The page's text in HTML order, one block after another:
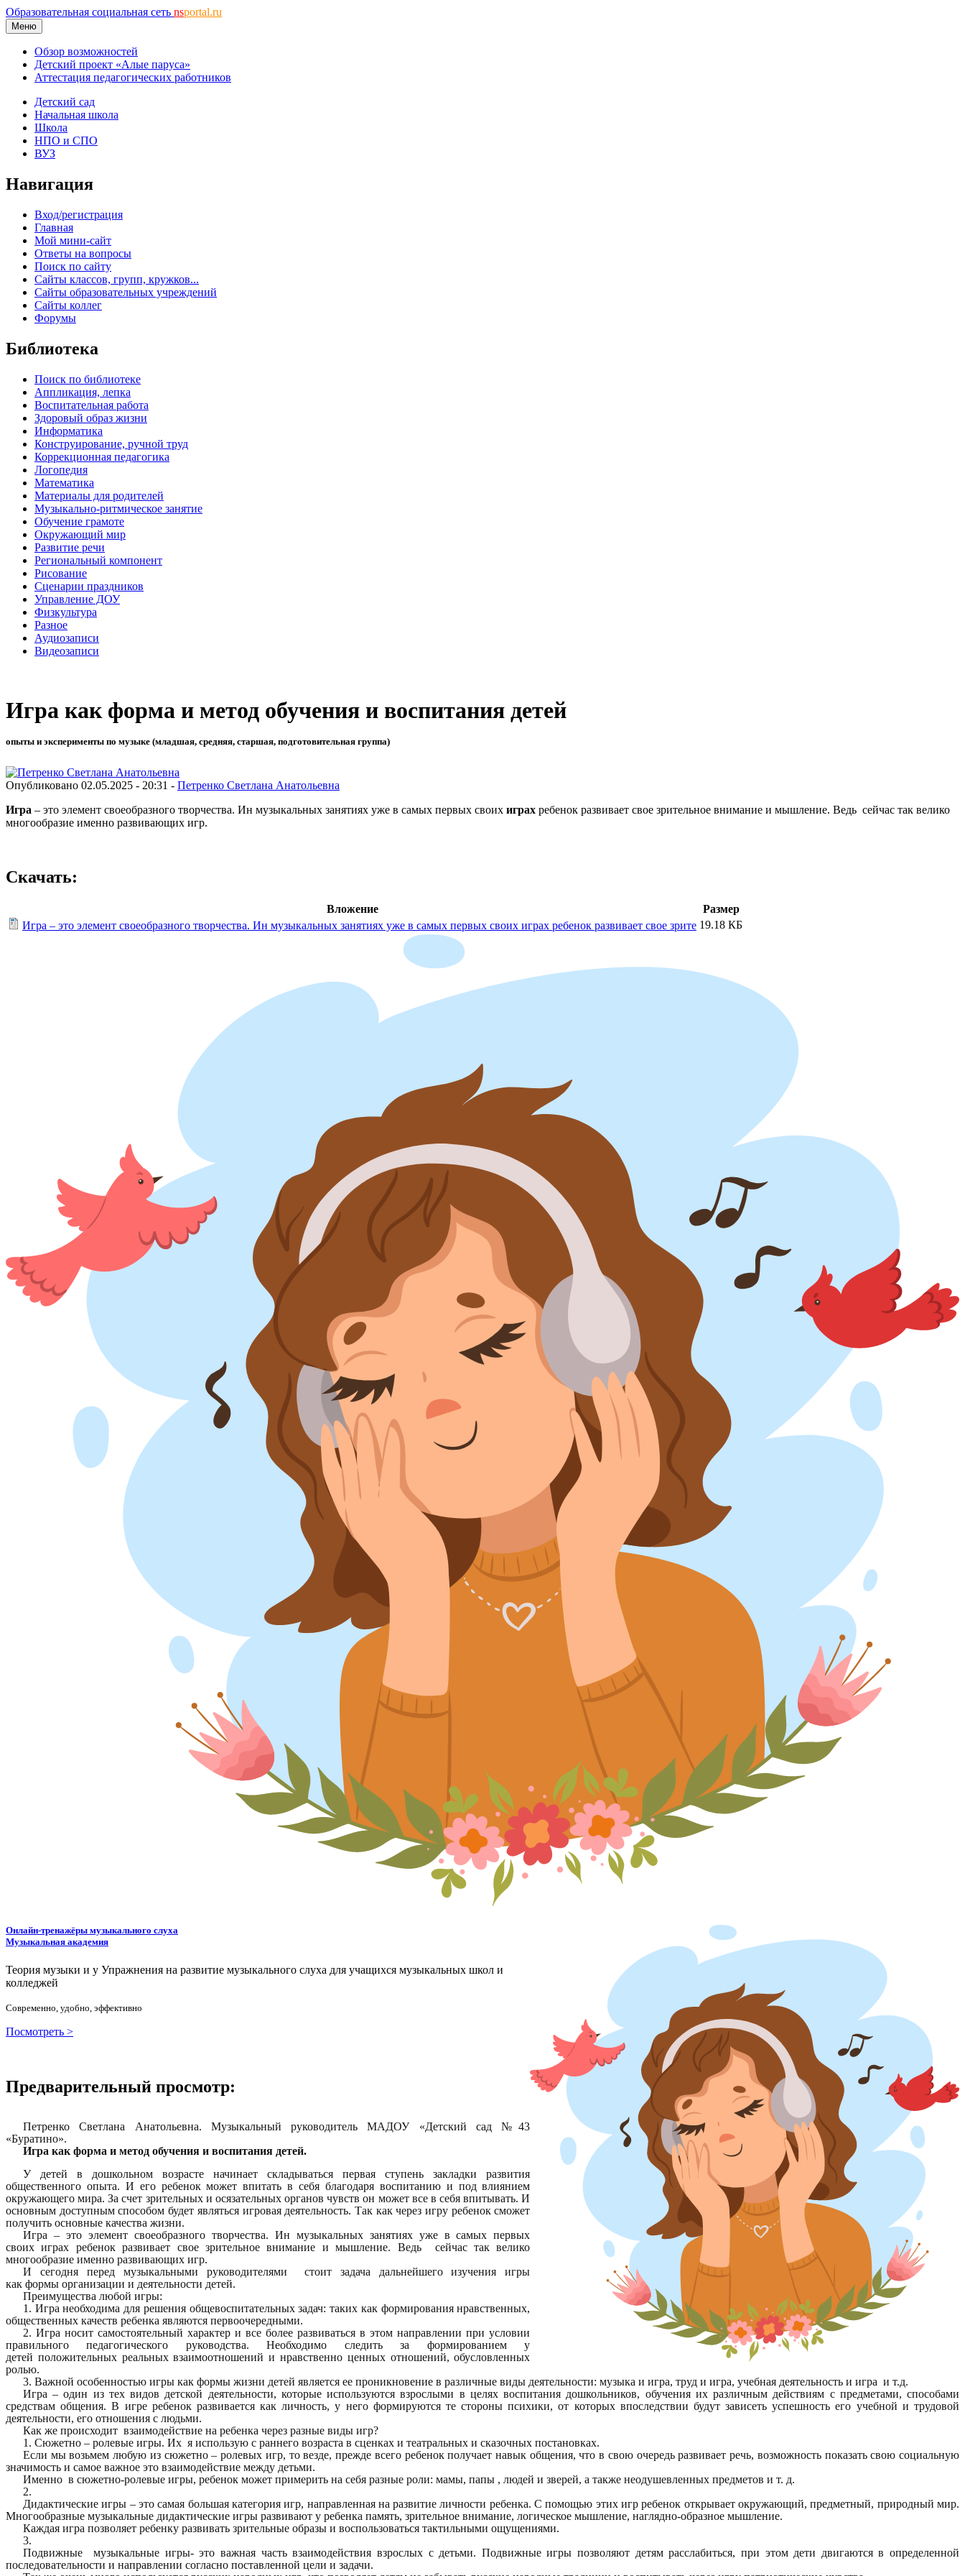
Образовательная социальная сеть nsportal.ru
Меню
Обзор возможностей
Детский проект «Алые паруса»
Аттестация педагогических работников
Детский сад
Начальная школа
Школа
НПО и СПО
ВУЗ
Навигация
Вход/регистрация
Главная
Мой мини-сайт
Ответы на вопросы
Поиск по сайту
Сайты классов, групп, кружков...
Сайты образовательных учреждений
Сайты коллег
Форумы
Библиотека
Поиск по библиотеке
Аппликация, лепка
Воспитательная работа
Здоровый образ жизни
Информатика
Конструирование, ручной труд
Коррекционная педагогика
Логопедия
Математика
Материалы для родителей
Музыкально-ритмическое занятие
Обучение грамоте
Окружающий мир
Развитие речи
Региональный компонент
Рисование
Сценарии праздников
Управление ДОУ
Физкультура
Разное
Аудиозаписи
Видеозаписи
Игра как форма и метод обучения и воспитания детей
опыты и эксперименты по музыке (младшая, средняя, старшая, подготовительная группа)
Опубликовано 02.05.2025 - 20:31 - Петренко Светлана Анатольевна
Игра – это элемент своеобразного творчества. Ин музыкальных занятиях уже в самых первых своих играх ребенок развивает свое зрительное внимание и мышление. Ведь сейчас так велико
многообразие именно развивающих игр.
Скачать:
Вложение
Размер
Игра – это элемент своеобразного творчества. Ин музыкальных занятиях уже в самых первых своих играх ребенок развивает свое зрите 19.18 КБ
Онлайн-тренажёры музыкального слуха
Музыкальная академия
Теория музыки и у Упражнения на развитие музыкального слуха для учащихся музыкальных школ и
колледжей
Современно, удобно, эффективно
Посмотреть >
Предварительный просмотр:
Петренко Светлана Анатольевна. Музыкальный руководитель МАДОУ «Детский сад №43
«Буратино».
Игра как форма и метод обучения и воспитания детей.
У детей в дошкольном возрасте начинает складываться первая ступень закладки развития
общественного опыта. И его ребенок может впитать в себя благодаря воспитанию и под влиянием
окружающего мира. За счет зрительных и осязательных органов чувств он может все в себя впитывать. И
основным доступным способом будет являться игровая деятельность. Так как через игру ребенок сможет
получить основные качества жизни.
Игра – это элемент своеобразного творчества. Ин музыкальных занятиях уже в самых первых
своих играх ребенок развивает свое зрительное внимание и мышление. Ведь сейчас так велико
многообразие именно развивающих игр.
И сегодня перед музыкальными руководителями стоит задача дальнейшего изучения игры
как формы организации и деятельности детей.
Преимущества любой игры:
1. Игра необходима для решения общевоспитательных задач: таких как формирования нравственных,
общественных качеств ребенка являются первоочередными.
2. Игра носит самостоятельный характер и все более развиваться в этом направлении при условии
правильного педагогического руководства. Необходимо следить за формированием у
детей положительных реальных взаимоотношений и нравственно ценных отношений, обусловленных
ролью.
3. Важной особенностью игры как формы жизни детей является ее проникновение в различные виды деятельности: музыка и игра, труд и игра, учебная деятельность и игра и т.д.
Игра – один из тех видов детской деятельности, которые используются взрослыми в целях воспитания дошкольников, обучения их различным действиям с предметами, способами
средствам общения. В игре ребенок развивается как личность, у него формируются те стороны психики, от которых впоследствии будут зависеть успешность его учебной и трудовой
деятельности, его отношения с людьми.
Как же происходит взаимодействие на ребенка через разные виды игр?
1. Сюжетно – ролевые игры. Их я использую с раннего возраста в сценках и театральных и сказочных постановках.
Если мы возьмем любую из сюжетно – ролевых игр, то везде, прежде всего ребенок получает навык общения, что в свою очередь развивает речь, возможность показать свою социальную
значимость и самое важное это взаимодействие между детьми.
Именно в сюжетно-ролевые игры, ребенок может примерить на себя разные роли: мамы, папы , людей и зверей, а также неодушевленных предметов и т. д.
2.
Дидактические игры – это самая большая категория игр, направленная на развитие личности ребенка. С помощью этих игр ребенок открывает окружающий, предметный, природный мир.
Многообразные музыкальные дидактические игры развивают у ребенка память, зрительное внимание, логическое мышление, наглядно-образное мышление.
Каждая игра позволяет ребенку развивать зрительные образы и воспользоваться тактильными ощущениями.
3.
Подвижные музыкальные игры- это важная часть взаимодействия взрослых с детьми. Подвижные игры позволяют детям расслабиться, при этом дети двигаются в определенной
последовательности и направлении согласно поставленной цели и задачи.